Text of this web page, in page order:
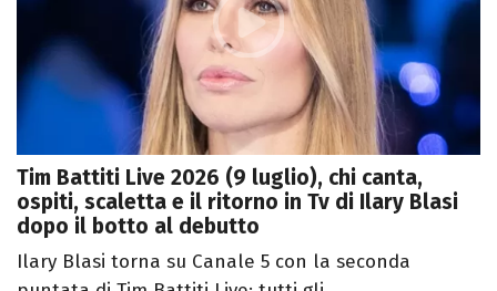
Tim Battiti Live 2026 (9 luglio), chi canta,
ospiti, scaletta e il ritorno in Tv di Ilary Blasi
dopo il botto al debutto
Ilary Blasi torna su Canale 5 con la seconda